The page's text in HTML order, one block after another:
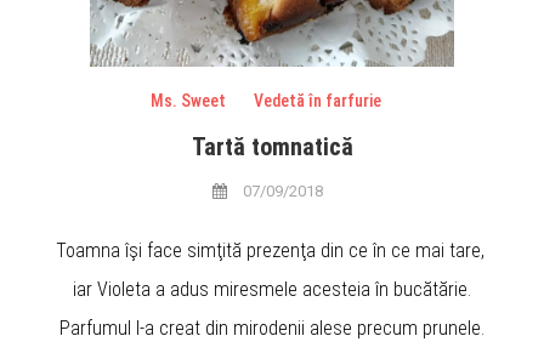
Ms. Sweet Vedetă în farfurie
Tartă tomnatică
07/09/2018
Toamna îşi face simţită prezenţa din ce în ce mai tare,
iar Violeta a adus miresmele acesteia în bucătărie.
Parfumul l-a creat din mirodenii alese precum prunele.